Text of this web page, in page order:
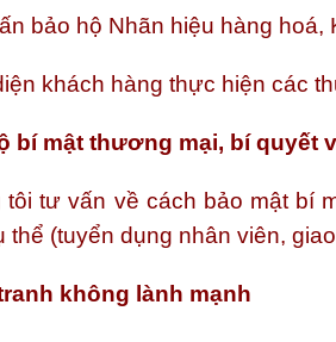
bảo hộ Nhãn hiệu hàng
khách hàng thực hiện các
bí mật thương mại, bí quyết
tôi tư vấn về cách bảo mật bí
thể (tuyển dụng nhân viên,
không lành mạnh